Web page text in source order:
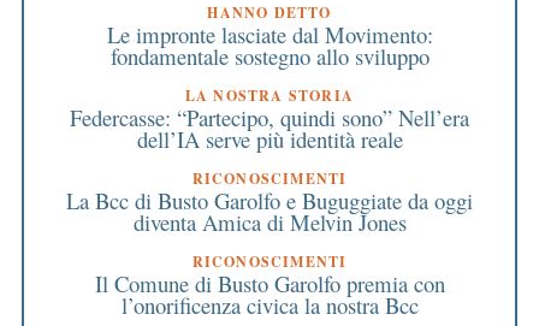
HANNO DETTO
Le impronte lasciate dal Movimento:
fondamentale sostegno allo sviluppo
LA NOSTRA STORIA
Federcasse: “Partecipo, quindi sono” Nell’era
dell’IA serve più identità reale
RICONOSCIMENTI
La Bcc di Busto Garolfo e Buguggiate da oggi
diventa Amica di Melvin Jones
RICONOSCIMENTI
Il Comune di Busto Garolfo premia con
l’onorificenza civica la nostra Bcc